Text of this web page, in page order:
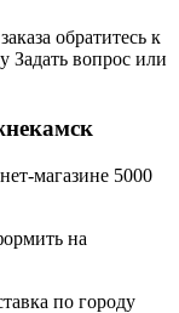
обратитесь к
Задать вопрос или
магазине 5000
на
по городу